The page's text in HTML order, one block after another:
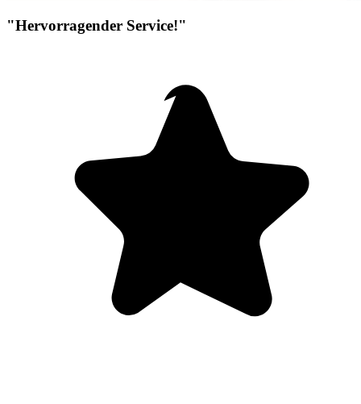
"Hervorragender Service!"